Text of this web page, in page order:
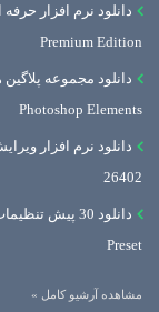
Premium Edition
Photoshop Elements
26402
Preset
مشاهده آرشیو کامل »